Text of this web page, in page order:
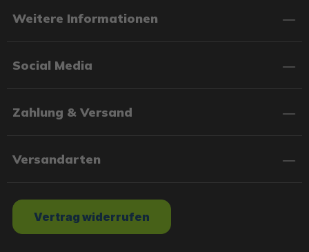
Weitere Informationen
Social Media
Zahlung & Versand
Versandarten
Vertrag widerrufen